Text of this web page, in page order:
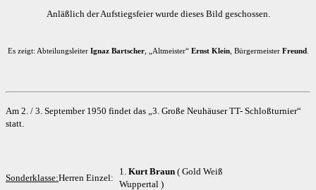
Anläßlich der Aufstiegsfeier wurde dieses Bild geschossen.
Es zeigt: Abteilungsleiter Ignaz Bartscher, „Altmeister“ Ernst Klein, Bürgermeister Freund.
Am 2. / 3. September 1950 findet das „3. Große Neuhäuser TT- Schloßturnier“
statt.
Sonderklasse:Herren Einzel:
1. Kurt Braun ( Gold Weiß
Wuppertal )